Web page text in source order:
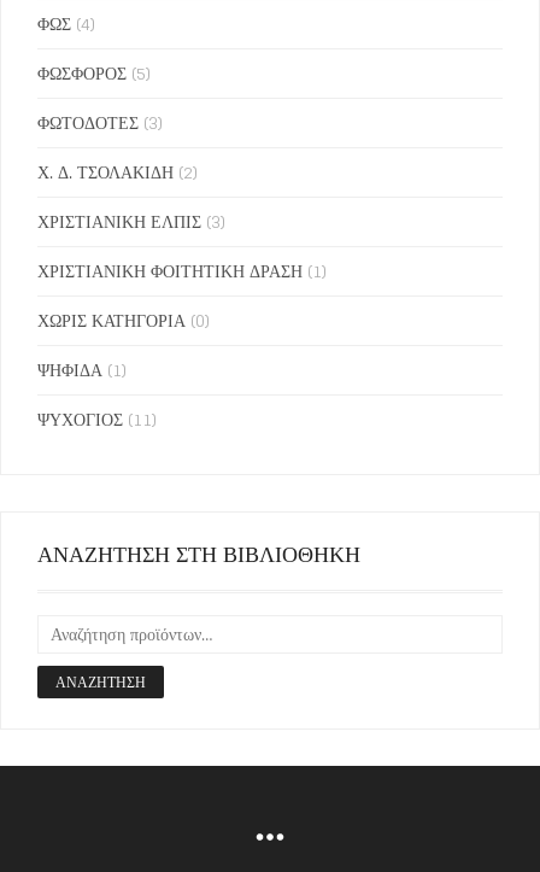
ΦΩΣ (4)
ΦΩΣΦΟΡΟΣ (5)
ΦΩΤΟΔΟΤΕΣ (3)
Χ. Δ. ΤΣΟΛΑΚΙΔΗ (2)
ΧΡΙΣΤΙΑΝΙΚΗ ΕΛΠΙΣ (3)
ΧΡΙΣΤΙΑΝΙΚΗ ΦΟΙΤΗΤΙΚΗ ΔΡΑΣΗ (1)
ΧΩΡΙΣ ΚΑΤΗΓΟΡΙΑ (0)
ΨΗΦΙΔΑ (1)
ΨΥΧΟΓΙΟΣ (11)
ΑΝΑΖΗΤΗΣΗ ΣΤΗ ΒΙΒΛΙΟΘΗΚΗ
ΑΝΑΖΉΤΗΣΗ